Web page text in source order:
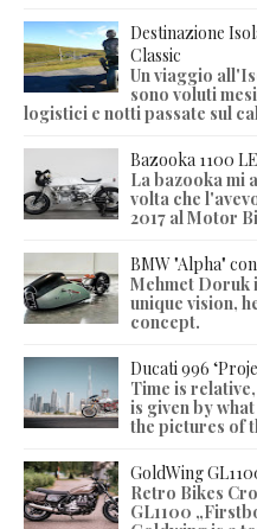
Destinazione
Classic
Un viaggio
sono voluti
logistici e notti passate sul
Bazooka 1100
La bazooka mi
volta che
2017 al Motor
BMW "Alpha"
Mehmet Doruk
unique vision,
concept.
Ducati 996
Time is
is given by
the pictures of
GoldWing
Retro Bikes
GL1100